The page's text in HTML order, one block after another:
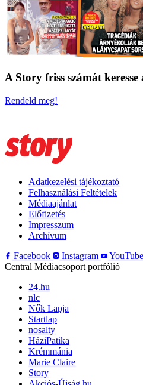
A Story friss számát
Rendeld meg!
Adatkezelési tájékoztató
Felhasználási Feltételek
Médiaajánlat
Előfizetés
Impresszum
Archívum
Facebook
Instagram YouTube
Central Médiacsoport portfólió
24.hu
nlc
Nők Lapja
Startlap
nosalty
HáziPatika
Krémmánia
Marie Claire
Story